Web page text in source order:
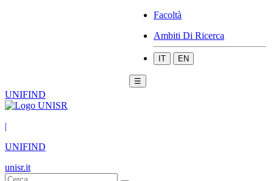
Facoltà
Ambiti Di Ricerca
IT EN
☰
UNIFIND
|
UNIFIND
unisr.it